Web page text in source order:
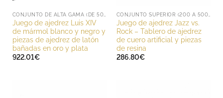
Juego de ajedrez Luis XIV
de mármol blanco y negro y
piezas de ajedrez de latón
bañadas en oro y plata
922.01€
Juego de ajedrez Jazz vs.
Rock – Tablero de ajedrez
de cuero artificial y piezas
de resina
286.80€